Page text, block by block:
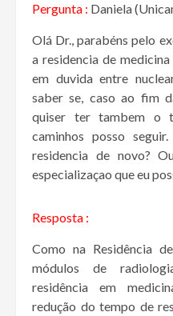
Pergunta : Daniela
Olá Dr., parabéns pelo
a residencia de
em duvida entre
saber se, caso ao fim
quiser ter tambem o
caminhos posso
residencia de novo?
especializaçao que eu
Resposta :
Como na Residência
módulos de
residência em
redução do tempo de